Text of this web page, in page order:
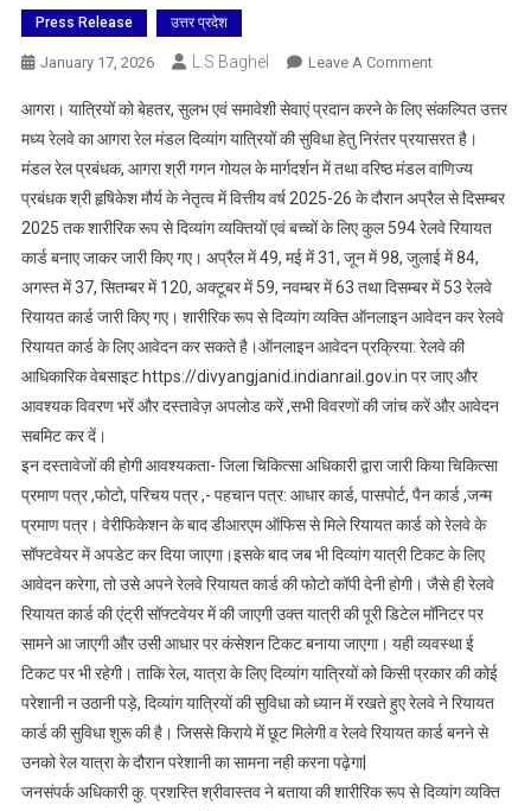
Press Release उत्तर प्रदेश
January 17, 2026 L.S Baghel Leave A CommentOn
रूप
से
दिव्यांग
व्यक्तियो
व
बच्चो
के
लिए
रेलवे
है
रियायत
कार्ड,
अप्रैल
से
दिसम्बर
-2025
तक
रेलवे
कार्ड
कर
आगरा। यात्रियों को बेहतर, सुलभ एवं समावेशी सेवाएं प्रदान करने के लिए संकल्पित उत्तर
मध्य रेलवे का आगरा रेल मंडल दिव्यांग यात्रियों की सुविधा हेतु निरंतर प्रयासरत है।
मंडल रेल प्रबंधक, आगरा श्री गगन गोयल के मार्गदर्शन में तथा वरिष्ठ मंडल वाणिज्य
प्रबंधक श्री हृषिकेश मौर्य के नेतृत्व में वित्तीय वर्ष 2025-26 के दौरान अप्रैल से दिसम्बर
2025 तक शारीरिक रूप से दिव्यांग व्यक्तियों एवं बच्चों के लिए कुल 594 रेलवे रियायत
कार्ड बनाए जाकर जारी किए गए। अप्रैल में 49, मई में 31, जून में 98, जुलाई में 84,
अगस्त में 37, सितम्बर में 120, अक्टूबर में 59, नवम्बर में 63 तथा दिसम्बर में 53 रेलवे
रियायत कार्ड जारी किए गए। शारीरिक रूप से दिव्यांग व्यक्ति ऑनलाइन आवेदन कर रेलवे
रियायत कार्ड के लिए आवेदन कर सकते है।ऑनलाइन आवेदन प्रक्रिया: रेलवे की
आधिकारिक वेबसाइट https://divyangjanid.indianrail.gov.in पर जाए और
आवश्यक विवरण भरें और दस्तावेज़ अपलोड करें ,सभी विवरणों की जांच करें और आवेदन
सबमिट कर दें।
इन दस्तावेजों की होगी आवश्यकता- जिला चिकित्सा अधिकारी द्वारा जारी किया चिकित्सा
प्रमाण पत्र ,फोटो, परिचय पत्र ,- पहचान पत्र: आधार कार्ड, पासपोर्ट, पैन कार्ड ,जन्म
प्रमाण पत्र। वेरीफिकेशन के बाद डीआरएम ऑफिस से मिले रियायत कार्ड को रेलवे के
सॉफ्टवेयर में अपडेट कर दिया जाएगा।इसके बाद जब भी दिव्यांग यात्री टिकट के लिए
आवेदन करेगा, तो उसे अपने रेलवे रियायत कार्ड की फोटो कॉपी देनी होगी। जैसे ही रेलवे
रियायत कार्ड की एंट्री सॉफ्टवेयर में की जाएगी उक्त यात्री की पूरी डिटेल मॉनिटर पर
सामने आ जाएगी और उसी आधार पर कंसेशन टिकट बनाया जाएगा। यही व्यवस्था ई
टिकट पर भी रहेगी। ताकि रेल, यात्रा के लिए दिव्यांग यात्रियों को किसी प्रकार की कोई
परेशानी न उठानी पड़े, दिव्यांग यात्रियों की सुविधा को ध्यान में रखते हुए रेलवे ने रियायत
कार्ड की सुविधा शुरू की है। जिससे किराये में छूट मिलेगी व रेलवे रियायत कार्ड बनने से
उनको रेल यात्रा के दौरान परेशानी का सामना नही करना पढ़ेगा|
जनसंपर्क अधिकारी कु. प्रशस्ति श्रीवास्तव ने बताया की शारीरिक रूप से दिव्यांग व्यक्ति